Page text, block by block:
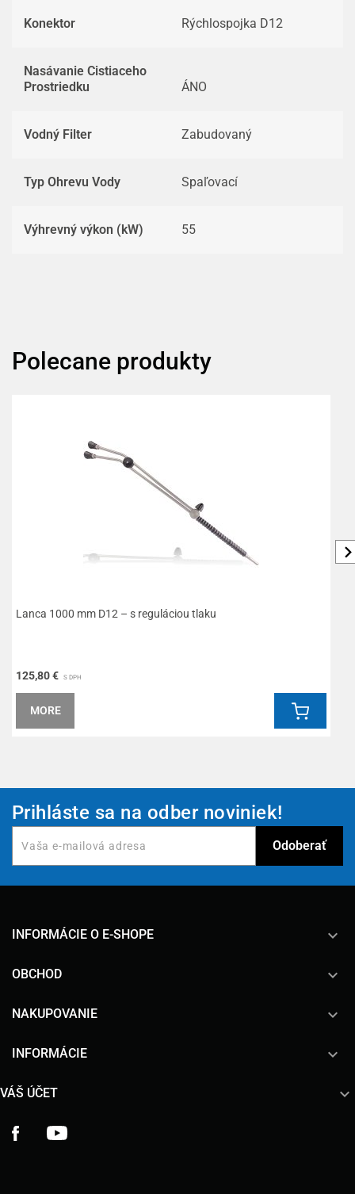
Konektor Rýchlospojka D12
Nasávanie Cistiaceho
Prostriedku
ÁNO
Vodný Filter Zabudovaný
Typ Ohrevu Vody Spaľovací
Výhrevný výkon (kW) 55
Polecane produkty
Lanca 1000 mm D12 – s reguláciou tlaku
125,80 € S DPH
MORE
Prihláste sa na odber noviniek!
INFORMÁCIE O E-SHOPE keyboard_arrow_down
OBCHOD 
NAKUPOVANIE 
INFORMÁCIE 
VÁŠ ÚČET 
Facebook